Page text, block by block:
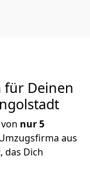
für Deinen
nur 5
aus
, das Dich